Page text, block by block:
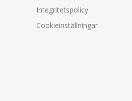
Integritetspolicy
Cookieinställningar